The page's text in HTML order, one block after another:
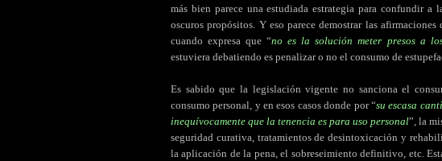
más bien parece una estudiada estrategia para confundir
oscuros propósitos. Y eso parece demostrar las
cuando expresa que “no es la solución meter presos a
estuviera debatiendo es penalizar o no el consumo de
Es sabido que la legislación vigente no sanciona el
consumo personal, y en esos casos donde por “su escasa
inequívocamente que la tenencia es para uso personal”, la
seguridad curativa, tratamientos de desintoxicación y
la aplicación de la pena, el sobreseimiento definitivo, etc.